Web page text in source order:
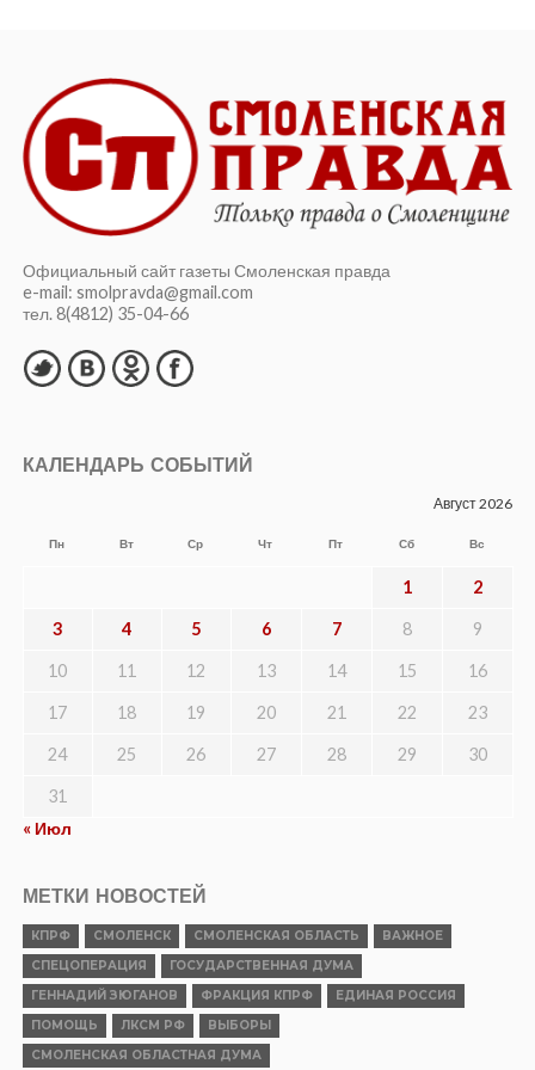
Официальный сайт газеты Смоленская правда
e-mail: smolpravda@gmail.com
тел. 8(4812) 35-04-66
КАЛЕНДАРЬ СОБЫТИЙ
Август 2026
Пн Вт Ср Чт Пт Сб Вс
1 2
3 4 5 6 7 8 9
10 11 12 13 14 15 16
17 18 19 20 21 22 23
24 25 26 27 28 29 30
31
« Июл
МЕТКИ НОВОСТЕЙ
КПРФ СМОЛЕНСК СМОЛЕНСКАЯ ОБЛАСТЬ
ВАЖНОЕ
СПЕЦОПЕРАЦИЯ
ГОСУДАРСТВЕННАЯ ДУМА
ГЕННАДИЙ ЗЮГАНОВ
ФРАКЦИЯ КПРФ
ЕДИНАЯ РОССИЯ
ПОМОЩЬ
ЛКСМ РФ
ВЫБОРЫ
СМОЛЕНСКАЯ ОБЛАСТНАЯ ДУМА